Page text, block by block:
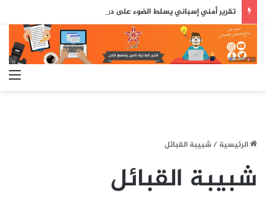
الرئيسية/ شبيبة القبائل
شبيبة القبائل